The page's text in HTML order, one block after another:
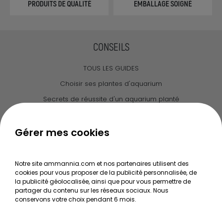
PRODUITS DE QUALITÉ EMBALLAGE SOIGNÉ
CONSEILS
TOUS LES GUIDES
Choisir ses plantes d'aquarium
Secrets de réussite d'un aquarium planté
Le journal d'Ammannia
Recherche de Notices de produits
Mentions légales
Conditions générales de vente
Gérer mes cookies
Notre site ammannia.com et nos partenaires utilisent des
cookies pour vous proposer de la publicité personnalisée, de
la publicité géolocalisée, ainsi que pour vous permettre de
partager du contenu sur les réseaux sociaux. Nous
conservons votre choix pendant 6 mois.